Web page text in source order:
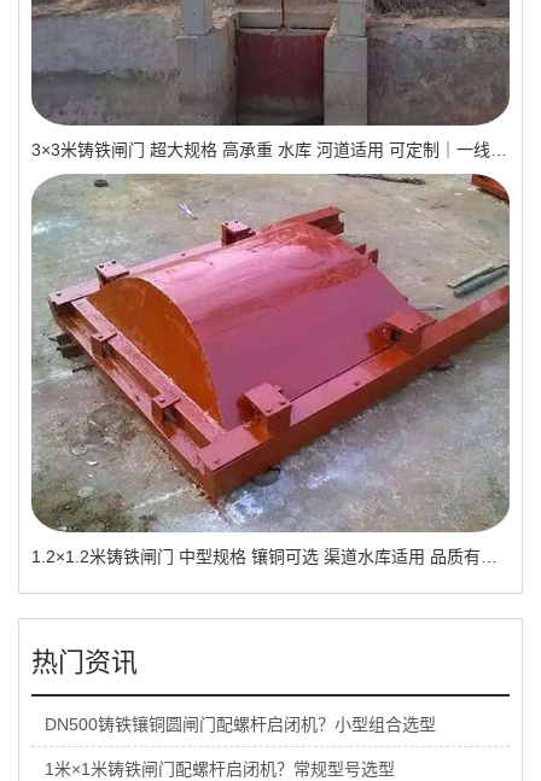
3×3米铸铁闸门 超大规格 高承重 水库 河道适用 可定制｜一线实操优选，抗压稳如磐石
1.2×1.2米铸铁闸门 中型规格 镶铜可选 渠道水库适用 品质有助于维持
热门资讯
DN500铸铁镶铜圆闸门配螺杆启闭机？小型组合选型
1米×1米铸铁闸门配螺杆启闭机？常规型号选型